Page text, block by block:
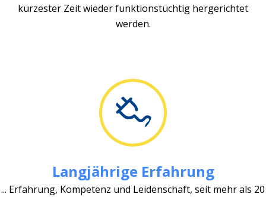
kürzester Zeit wieder funktionstüchtig hergerichtet
werden.
Langjährige Erfahrung
... Erfahrung, Kompetenz und Leidenschaft, seit mehr als 20